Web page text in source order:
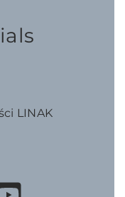
LINAK